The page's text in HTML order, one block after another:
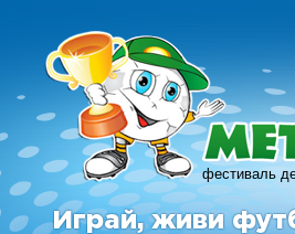
фестиваль
Играй, живи